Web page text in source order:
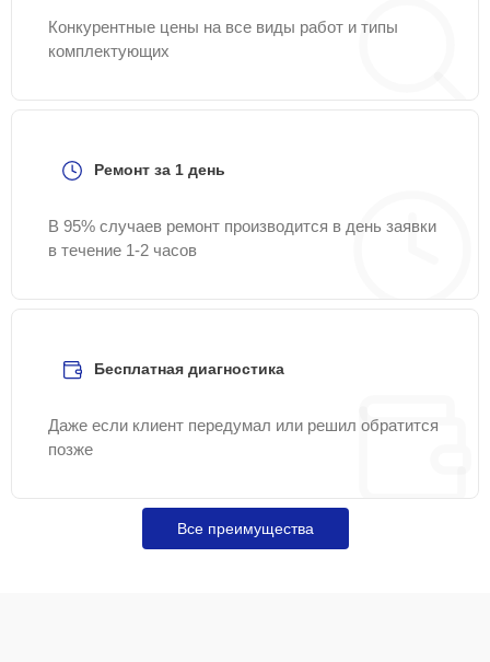
Конкурентные цены на все виды работ и типы
комплектующих
Ремонт за 1 день
В 95% случаев ремонт производится в день заявки
в течение 1-2 часов
Бесплатная диагностика
Даже если клиент передумал или решил обратится
позже
Все преимущества